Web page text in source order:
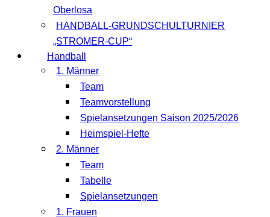
Oberlosa
HANDBALL-GRUNDSCHULTURNIER
„STROMER-CUP“
Handball
1. Männer
Team
Teamvorstellung
Spielansetzungen Saison 2025/2026
Heimspiel-Hefte
2. Männer
Team
Tabelle
Spielansetzungen
1. Frauen